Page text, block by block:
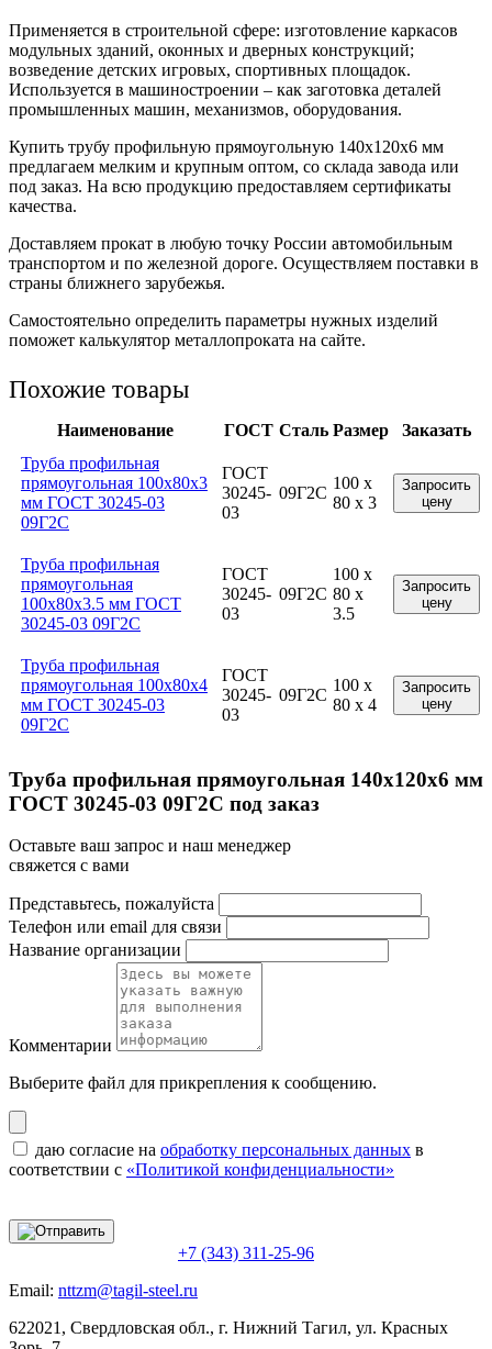
Применяется в строительной сфере: изготовление каркасов
модульных зданий, оконных и дверных конструкций;
возведение детских игровых, спортивных площадок.
Используется в машиностроении – как заготовка деталей
промышленных машин, механизмов, оборудования.
Купить трубу профильную прямоугольную 140х120х6 мм
предлагаем мелким и крупным оптом, со склада завода или
под заказ. На всю продукцию предоставляем сертификаты
качества.
Доставляем прокат в любую точку России автомобильным
транспортом и по железной дороге. Осуществляем поставки в
страны ближнего зарубежья.
Самостоятельно определить параметры нужных изделий
поможет калькулятор металлопроката на сайте.
Похожие товары
Наименование ГОСТ Сталь Размер
Заказать
Труба профильная
прямоугольная 100x80x3
мм ГОСТ 30245-03
09Г2С
ГОСТ
30245-
03
09Г2С
100 x
80 x 3
Запросить
цену
Труба профильная
прямоугольная
100x80x3.5 мм ГОСТ
30245-03 09Г2С
ГОСТ
30245-
03
09Г2С
100 x
80 x
3.5
Запросить
цену
Труба профильная
прямоугольная 100x80x4
мм ГОСТ 30245-03
09Г2С
ГОСТ
30245-
03
09Г2С
100 x
80 x 4
Запросить
цену
Труба профильная прямоугольная 140x120x6 мм
ГОСТ 30245-03 09Г2С под заказ
Оставьте ваш запрос и наш менеджер
свяжется с вами
Представьтесь, пожалуйста
Телефон или email для связи
Название организации
Комментарии
Выберите файл для прикрепления к сообщению.
даю согласие на обработку персональных данных в
соответствии с «Политикой конфиденциальности»
+7 (343) 311-25-96
Email: nttzm@tagil-steel.ru
622021, Свердловская обл., г. Нижний Тагил, ул. Красных